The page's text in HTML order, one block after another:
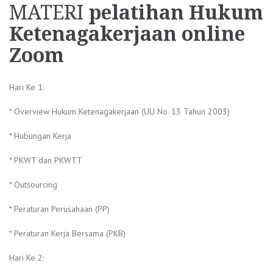
MATERI pelatihan Hukum
Ketenagakerjaan online
Zoom
Hari Ke 1:
* Overview Hukum Ketenagakerjaan (UU No. 13 Tahun 2003)
* Hubungan Kerja
* PKWT dan PKWTT
* Outsourcing
* Peraturan Perusahaan (PP)
* Peraturan Kerja Bersama (PKB)
Hari Ke 2: